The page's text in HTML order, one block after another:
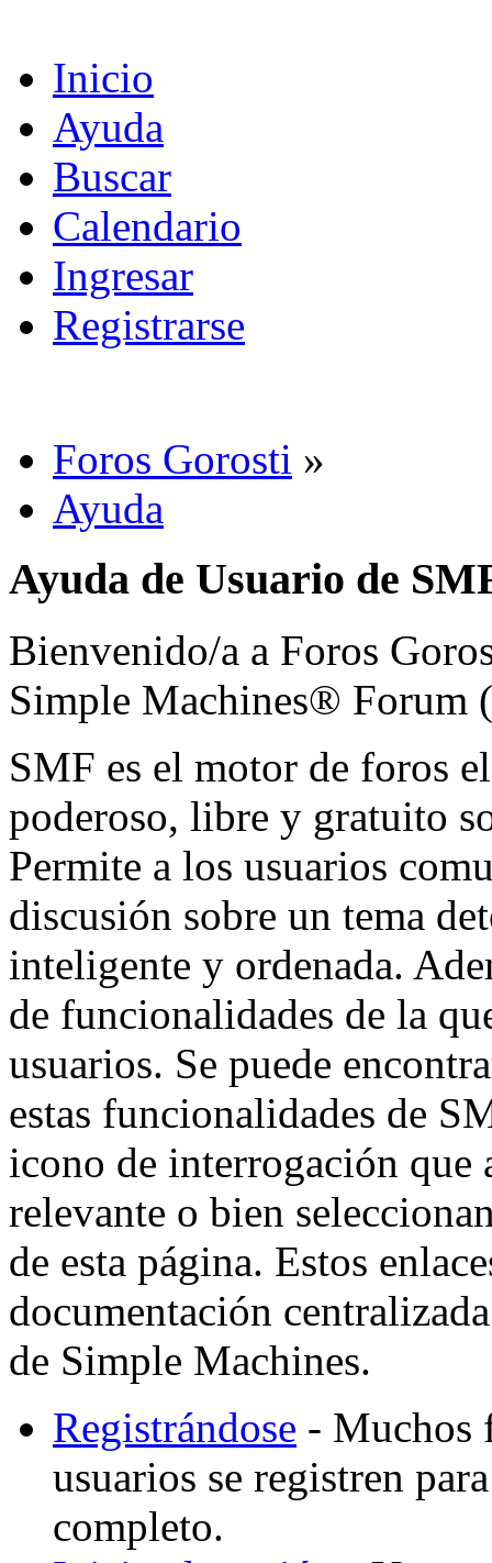
Inicio
Ayuda
Buscar
Calendario
Ingresar
Registrarse
Foros Gorosti »
Ayuda
Ayuda de Usuario de
Bienvenido/a a Foros
Simple Machines® Forum
SMF es el motor de foros
poderoso, libre y gratuito
Permite a los usuarios
discusión sobre un tema
inteligente y ordenada.
de funcionalidades de la
usuarios. Se puede
estas funcionalidades de
icono de interrogación que
relevante o bien
de esta página. Estos
documentación
de Simple Machines.
Registrándose - Muchos
usuarios se registren
completo.